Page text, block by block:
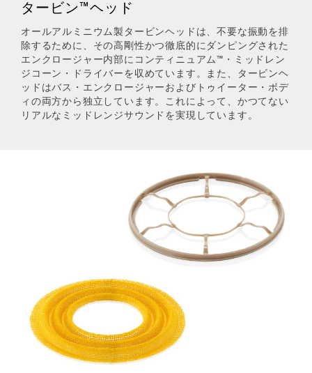
タービン™ヘッド
オールアルミニウム製タービンヘッドは、不要な振動を排
除するために、その高剛性かつ徹底的にダンピングされた
エンクロージャー内部にコンティニュアム™・ミッドレン
ジコーン・ドライバーを収めています。また、タービンヘ
ッドはバス・エンクロージャーおよびトゥイーター・ボデ
ィの両方から独立しています。これによって、かつてない
リアルなミッドレンジサウンドを実現しています。